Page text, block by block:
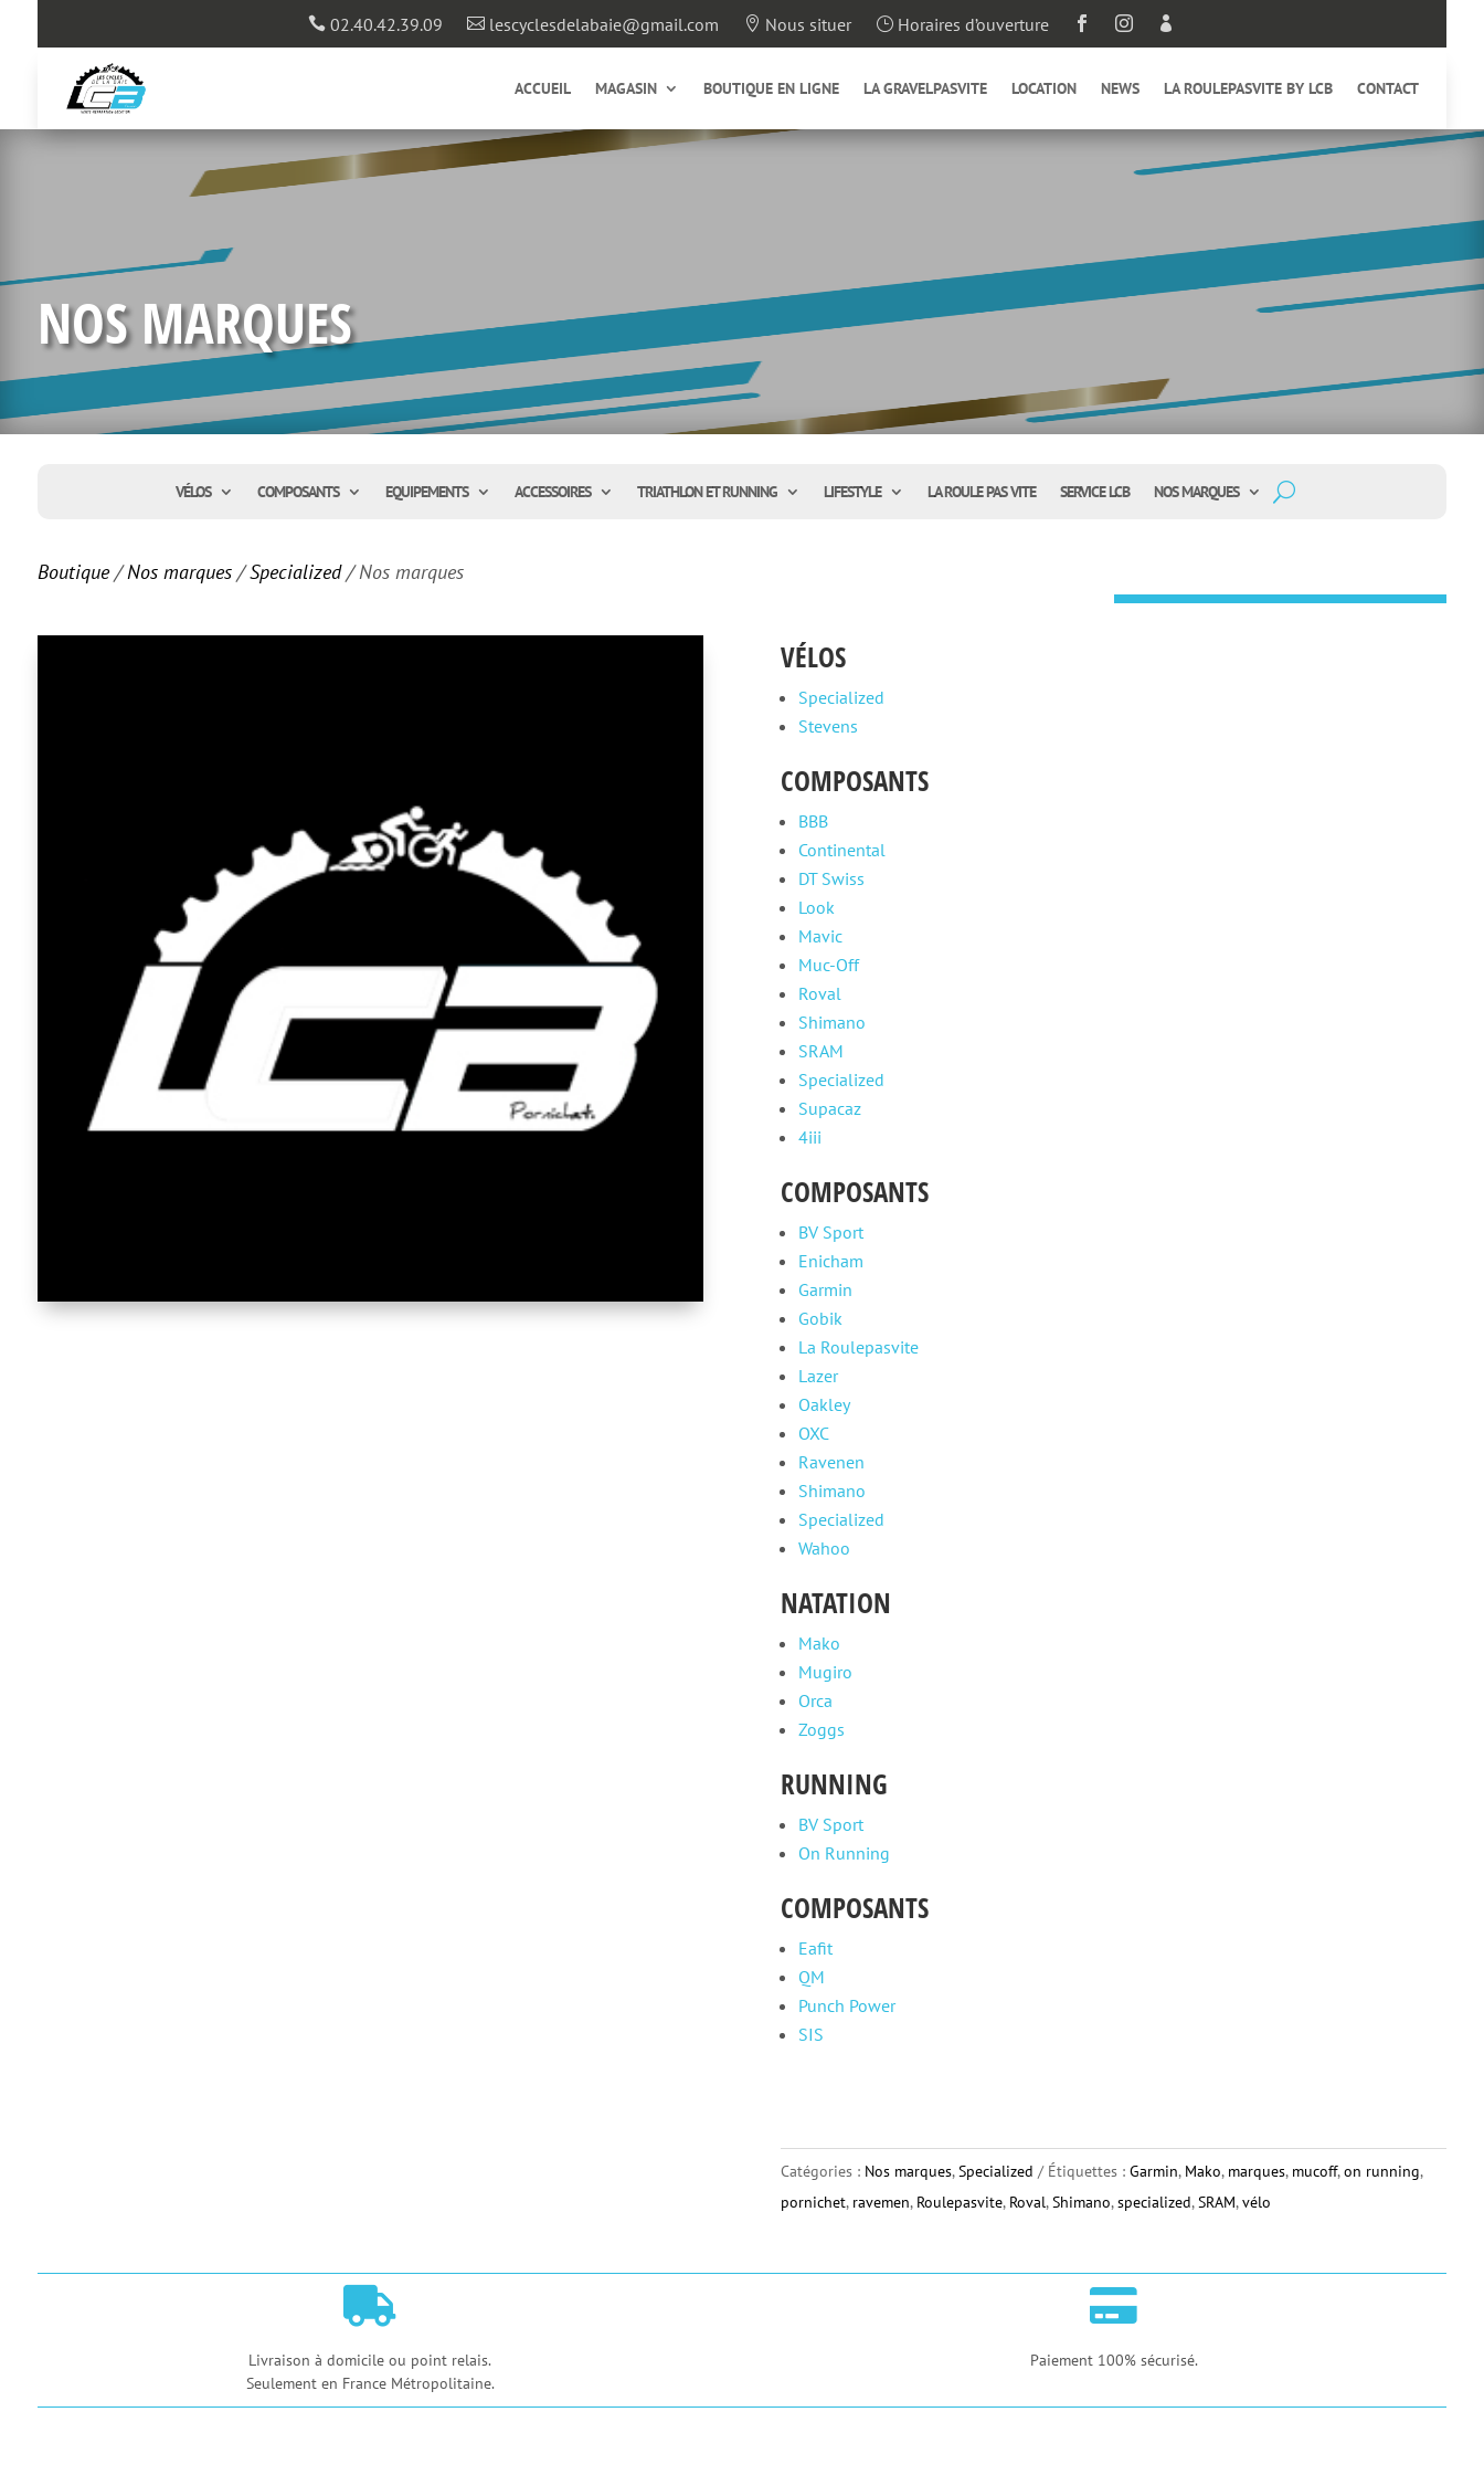
 02.40.42.39.09  lescyclesdelabaie@gmail.com  Nous situer } Horaires d’ouverture   
ACCUEIL MAGASIN BOUTIQUE EN LIGNE LA GRAVELPASVITE LOCATION NEWS LA ROULEPASVITE BY LCB CONTACT
NOS MARQUES
VÉLOS COMPOSANTS EQUIPEMENTS ACCESSOIRES TRIATHLON ET RUNNING LIFESTYLE LA ROULE PAS VITE SERVICE LCB NOS MARQUES
Boutique/Nos marques/Specialized/ Nos marques
VÉLOS
Specialized
Stevens
COMPOSANTS
BBB
Continental
DT Swiss
Look
Mavic
Muc-Off
Roval
Shimano
SRAM
Specialized
Supacaz
4iii
COMPOSANTS
BV Sport
Enicham
Garmin
Gobik
La Roulepasvite
Lazer
Oakley
OXC
Ravenen
Shimano
Specialized
Wahoo
NATATION
Mako
Mugiro
Orca
Zoggs
RUNNING
BV Sport
On Running
COMPOSANTS
Eafit
QM
Punch Power
SIS
Catégories : Nos marques,Specialized Étiquettes :Garmin, Mako, marques, mucoff,on running,
pornichet, ravemen, Roulepasvite, Roval,Shimano,specialized,SRAM,vélo

Livraison à domicile ou point relais.
Seulement en France Métropolitaine.

Paiement 100% sécurisé.